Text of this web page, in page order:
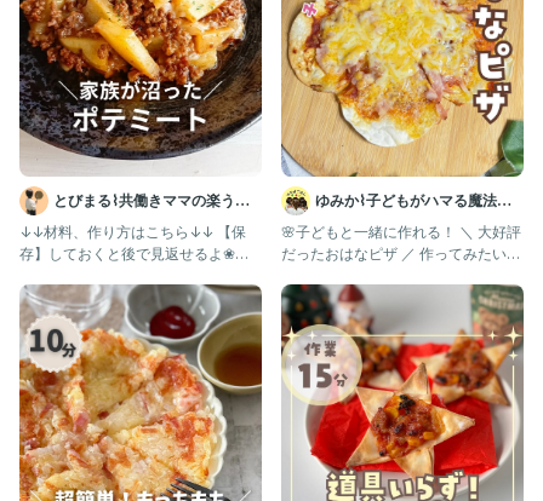
＊＊＊＊＊＊＊＊＊＊＊＊＊＊＊＊＊＊＊＊
🍳作り方🍳
①新玉は皮を剥いたら薄くスライスしてボウルに入れ、★と一緒
によく混ぜる
②フライパンに油を垂らしたら餃子の皮を使って広げ、餃子の皮
を重なるように並べて置く
③ケチャップを薄く塗ったら①とピザ用チーズ、マヨネーズを好
きなだけかけたら火をつけ、フライパンで5分蒸し焼きにする
④トースターへ移動させ、真ん中に窪みを作ったら卵を割り、180
度で10分ほど焼いたら完成
＊＊＊＊＊＊＊＊＊＊＊＊＊＊＊＊＊＊＊＊
夫👨娘👶と暮らす料理大好きなワーママです
毎日忙しいけど家族の食卓を豊かにしたい人へ🌷
とびまる⌇共働きママの楽うま
レシピ
↓↓材料、作り方はこちら↓↓ 【保
存】しておくと後で見返せるよ❀
ゆみか⌇子どもがハマる魔法の
レシピ｜幼児食
🌸子どもと一緒に作れる！ ＼ 大好評
だったおはなピザ ／ 作ってみたいと